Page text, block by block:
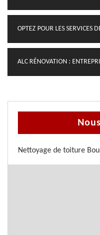
OPTEZ POUR LES SERVICES
ALC RÉNOVATION :
Nettoyage de toiture